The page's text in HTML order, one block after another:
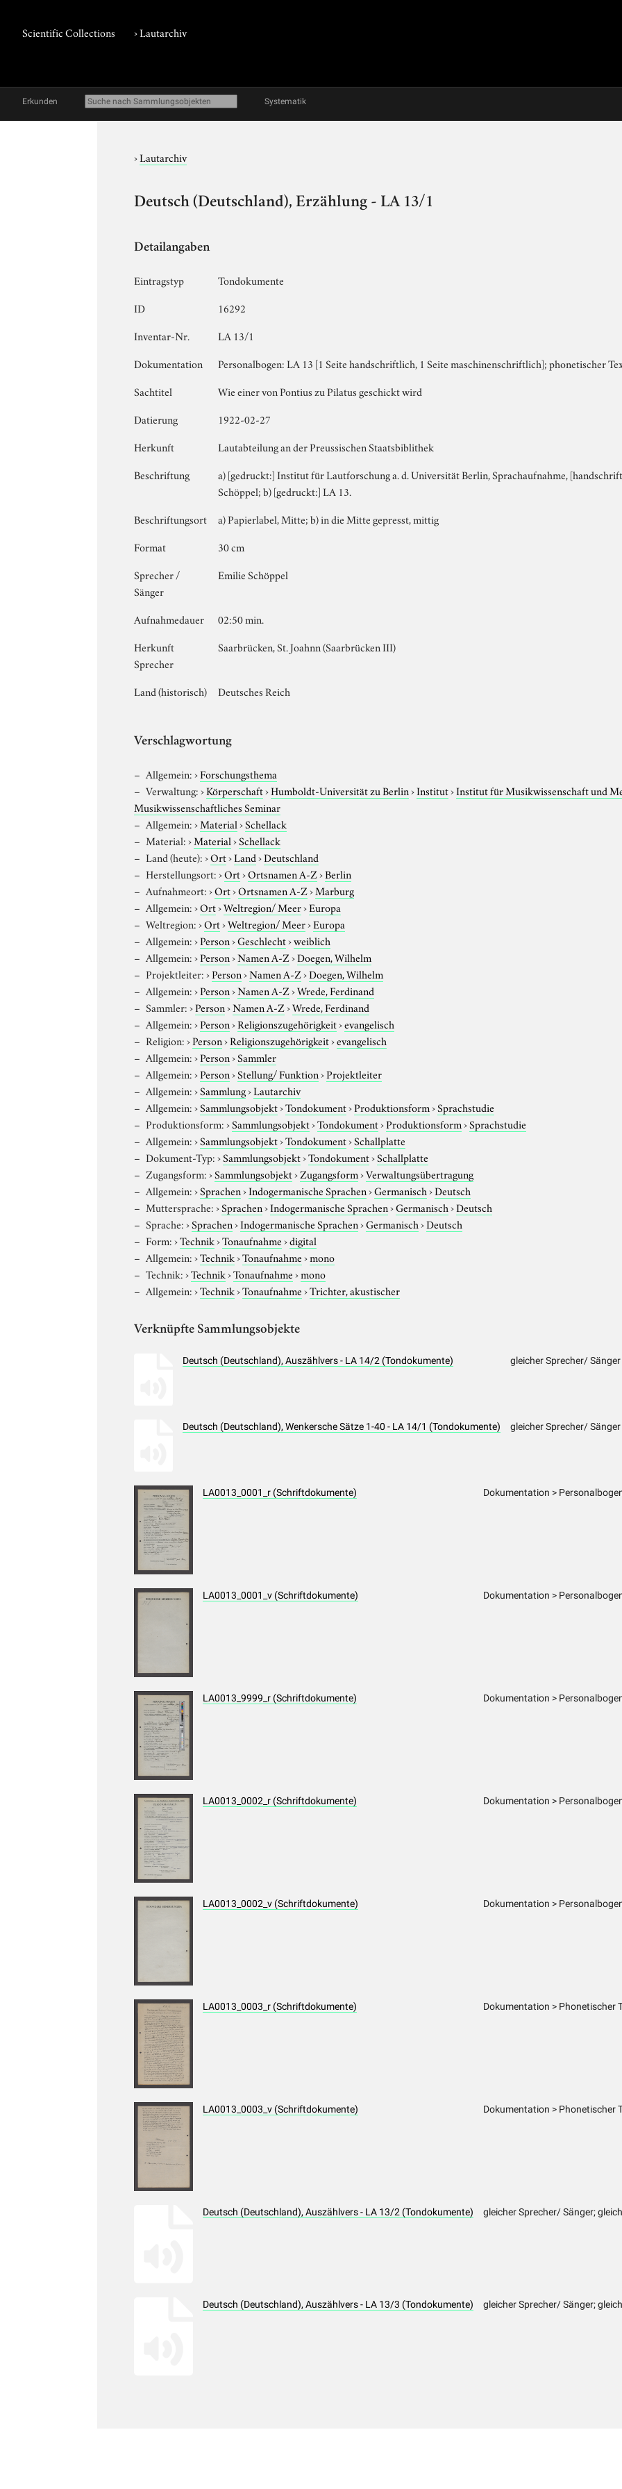
Scientific Collections ›Lautarchiv
Erkunden Systematik
›Lautarchiv
Deutsch (Deutschland), Erzählung - LA 13/1
Detailangaben
Eintragstyp
Tondokumente
ID
16292
Inventar-Nr.
LA 13/1
Dokumentation
Personalbogen: LA 13 [1 Seite handschriftlich, 1 Seite maschinenschriftlich]; phonetischer
Sachtitel
Wie einer von Pontius zu Pilatus geschickt wird
Datierung
1922-02-27
Herkunft
Lautabteilung an der Preussischen Staatsbiblithek
Beschriftung
a) [gedruckt:] Institut für Lautforschung a. d. Universität Berlin, Sprachaufnahme,
Schöppel; b) [gedruckt:] LA 13.
Beschriftungsort
a) Papierlabel, Mitte; b) in die Mitte gepresst, mittig
Format
30 cm
Sprecher /
Sänger
Emilie Schöppel
Aufnahmedauer
02:50 min.
Herkunft
Sprecher
Saarbrücken, St. Joahnn (Saarbrücken III)
Land (historisch) Deutsches Reich
Verschlagwortung
Allgemein:›Forschungsthema
Verwaltung:›Körperschaft›Humboldt-Universität zu Berlin›Institut›Institut für Musikwissenschaft und
Musikwissenschaftliches Seminar
Allgemein:›Material›Schellack
Material:›Material›Schellack
Land (heute):›Ort›Land›Deutschland
Herstellungsort:›Ort›Ortsnamen A-Z›Berlin
Aufnahmeort:›Ort›Ortsnamen A-Z›Marburg
Allgemein:›Ort›Weltregion/ Meer›Europa
Weltregion:›Ort›Weltregion/ Meer›Europa
Allgemein:›Person›Geschlecht›weiblich
Allgemein:›Person›Namen A-Z›Doegen, Wilhelm
Projektleiter:›Person›Namen A-Z›Doegen, Wilhelm
Allgemein:›Person›Namen A-Z›Wrede, Ferdinand
Sammler:›Person›Namen A-Z›Wrede, Ferdinand
Allgemein:›Person›Religionszugehörigkeit›evangelisch
Religion:›Person›Religionszugehörigkeit›evangelisch
Allgemein:›Person›Sammler
Allgemein:›Person›Stellung/ Funktion›Projektleiter
Allgemein:›Sammlung›Lautarchiv
Allgemein:›Sammlungsobjekt›Tondokument›Produktionsform›Sprachstudie
Produktionsform:›Sammlungsobjekt›Tondokument›Produktionsform›Sprachstudie
Allgemein:›Sammlungsobjekt›Tondokument›Schallplatte
Dokument-Typ:›Sammlungsobjekt›Tondokument›Schallplatte
Zugangsform:›Sammlungsobjekt›Zugangsform›Verwaltungsübertragung
Allgemein:›Sprachen›Indogermanische Sprachen›Germanisch›Deutsch
Muttersprache:›Sprachen›Indogermanische Sprachen›Germanisch›Deutsch
Sprache:›Sprachen›Indogermanische Sprachen›Germanisch›Deutsch
Form:›Technik›Tonaufnahme›digital
Allgemein:›Technik›Tonaufnahme›mono
Technik:›Technik›Tonaufnahme›mono
Allgemein:›Technik›Tonaufnahme›Trichter, akustischer
Verknüpfte Sammlungsobjekte
Deutsch (Deutschland), Auszählvers - LA 14/2 (Tondokumente) gleicher Sprecher/ Sänger
Deutsch (Deutschland), Wenkersche Sätze 1-40 - LA 14/1 (Tondokumente) gleicher Sprecher/ Sänger
LA0013_0001_r (Schriftdokumente) Dokumentation >
LA0013_0001_v (Schriftdokumente) Dokumentation >
LA0013_9999_r (Schriftdokumente) Dokumentation >
LA0013_0002_r (Schriftdokumente) Dokumentation >
LA0013_0002_v (Schriftdokumente) Dokumentation >
LA0013_0003_r (Schriftdokumente) Dokumentation > Phonetischer
LA0013_0003_v (Schriftdokumente) Dokumentation > Phonetischer
Deutsch (Deutschland), Auszählvers - LA 13/2 (Tondokumente) gleicher Sprecher/ Sänger;
Deutsch (Deutschland), Auszählvers - LA 13/3 (Tondokumente) gleicher Sprecher/ Sänger;